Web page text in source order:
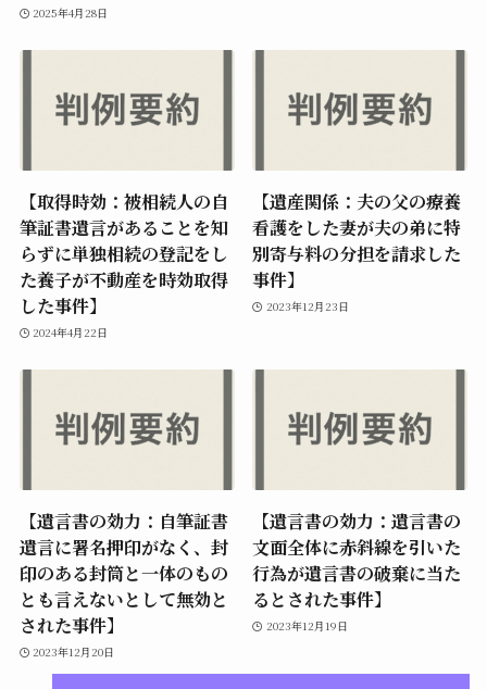
2025年4月28日
【取得時効：被相続人の自
筆証書遺言があることを知
らずに単独相続の登記をし
た養子が不動産を時効取得
した事件】
2024年4月22日
【遺産関係：夫の父の療養
看護をした妻が夫の弟に特
別寄与料の分担を請求した
事件】
2023年12月23日
【遺言書の効力：自筆証書
遺言に署名押印がなく、封
印のある封筒と一体のもの
とも言えないとして無効と
された事件】
2023年12月20日
【遺言書の効力：遺言書の
文面全体に赤斜線を引いた
行為が遺言書の破棄に当た
るとされた事件】
2023年12月19日